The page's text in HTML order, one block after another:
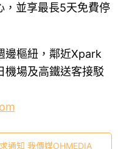
，並享最長5天免費停
邊樞紐，鄰近Xpark
機場及高鐵送客接駁
通知 我傳媒OHMEDIA